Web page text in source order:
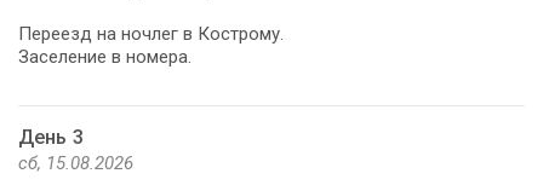
Переезд на ночлег в Кострому.
Заселение в номера.
День 3
сб, 15.08.2026